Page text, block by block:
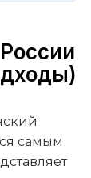
самым